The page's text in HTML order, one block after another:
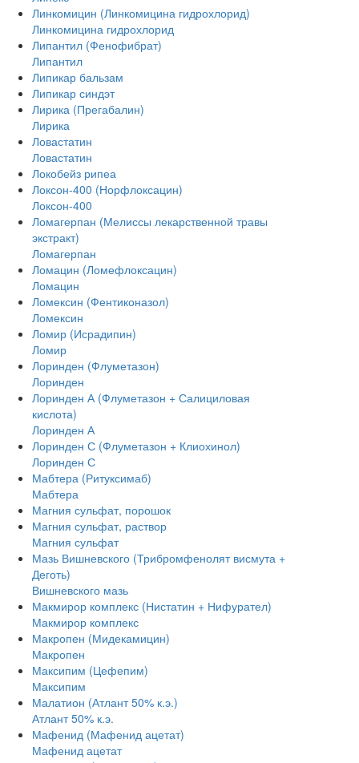
Линкомицин (Линкомицина гидрохлорид)
Линкомицина гидрохлорид
Липантил (Фенофибрат)
Липантил
Липикар бальзам
Липикар синдэт
Лирика (Прегабалин)
Лирика
Ловастатин
Ловастатин
Локобейз рипеа
Локсон-400 (Норфлоксацин)
Локсон-400
Ломагерпан (Мелиссы лекарственной травы
экстракт)
Ломагерпан
Ломацин (Ломефлоксацин)
Ломацин
Ломексин (Фентиконазол)
Ломексин
Ломир (Исрадипин)
Ломир
Лоринден (Флуметазон)
Лоринден
Лоринден А (Флуметазон + Салициловая
кислота)
Лоринден А
Лоринден С (Флуметазон + Клиохинол)
Лоринден С
Мабтера (Ритуксимаб)
Мабтера
Магния сульфат, порошок
Магния сульфат, раствор
Магния сульфат
Мазь Вишневского (Трибромфенолят висмута +
Деготь)
Вишневского мазь
Макмирор комплекс (Нистатин + Нифурател)
Макмирор комплекс
Макропен (Мидекамицин)
Макропен
Максипим (Цефепим)
Максипим
Малатион (Атлант 50% к.э.)
Атлант 50% к.э.
Мафенид (Мафенид ацетат)
Мафенид ацетат